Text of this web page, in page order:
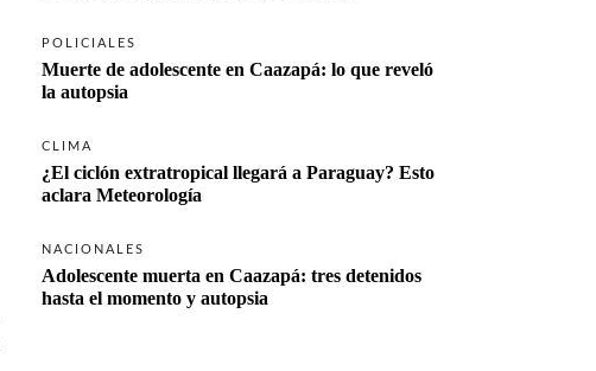
POLICIALES
Muerte de adolescente en Caazapá: lo que reveló
la autopsia
CLIMA
¿El ciclón extratropical llegará a Paraguay? Esto
aclara Meteorología
NACIONALES
Adolescente muerta en Caazapá: tres detenidos
hasta el momento y autopsia